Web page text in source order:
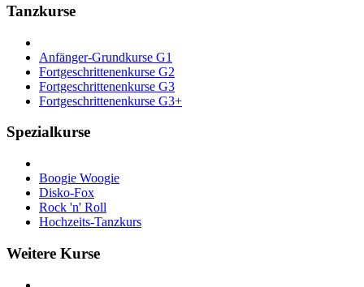
Tanzkurse
Anfänger-Grundkurse G1
Fortgeschrittenenkurse G2
Fortgeschrittenenkurse G3
Fortgeschrittenenkurse G3+
Spezialkurse
Boogie Woogie
Disko-Fox
Rock 'n' Roll
Hochzeits-Tanzkurs
Weitere Kurse